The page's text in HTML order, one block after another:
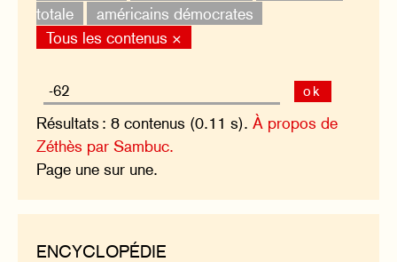
totale
américains démocrates
Tous les contenus ×
ok
Résultats : 8 contenus (0.11 s).À propos de
Zéthès par Sambuc.
Page une sur une.
ENCYCLOPÉDIE